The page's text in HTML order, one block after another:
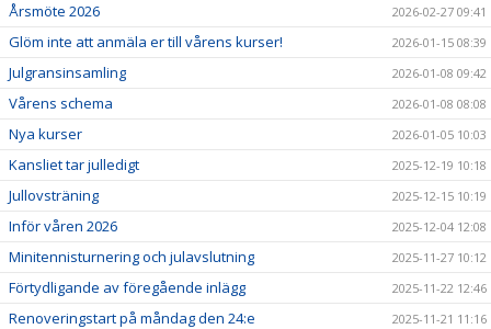
Årsmöte 2026 2026-02-27 09:41
Glöm inte att anmäla er till vårens kurser! 2026-01-15 08:39
Julgransinsamling 2026-01-08 09:42
Vårens schema 2026-01-08 08:08
Nya kurser 2026-01-05 10:03
Kansliet tar julledigt 2025-12-19 10:18
Jullovsträning 2025-12-15 10:19
Inför våren 2026 2025-12-04 12:08
Minitennisturnering och julavslutning 2025-11-27 10:12
Förtydligande av föregående inlägg 2025-11-22 12:46
Renoveringstart på måndag den 24:e 2025-11-21 11:16